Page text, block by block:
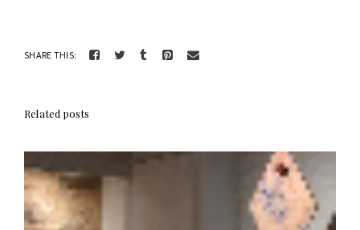
SHARE THIS:
Related posts